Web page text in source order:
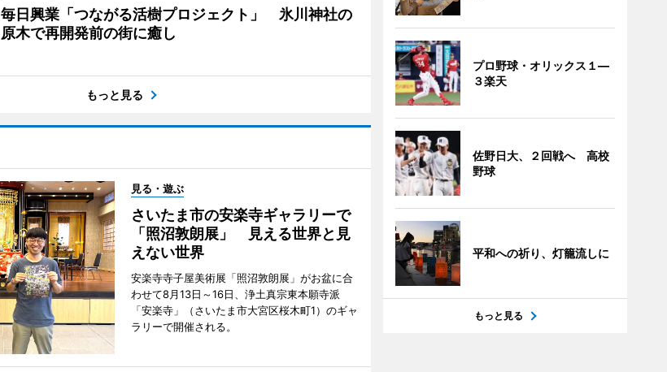
毎日興業「つながる活樹プロジェクト」 氷川神社の
原木で再開発前の街に癒し
もっと見る
見る・遊ぶ
さいたま市の安楽寺ギャラリーで
「照沼敦朗展」 見える世界と見
えない世界
安楽寺寺子屋美術展「照沼敦朗展」がお盆に合
わせて8月13日～16日、浄土真宗東本願寺派
「安楽寺」（さいたま市大宮区桜木町1）のギャ
ラリーで開催される。
プロ野球・オリックス１―
３楽天
佐野日大、２回戦へ 高校
野球
平和への祈り、灯籠流しに
もっと見る